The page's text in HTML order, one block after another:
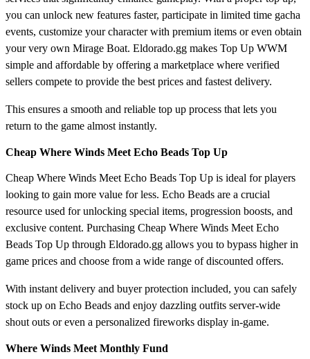
you can unlock new features faster, participate in limited time gacha
events, customize your character with premium items or even obtain
your very own Mirage Boat. Eldorado.gg makes Top Up WWM
simple and affordable by offering a marketplace where verified
sellers compete to provide the best prices and fastest delivery.
This ensures a smooth and reliable top up process that lets you
return to the game almost instantly.
Cheap Where Winds Meet Echo Beads Top Up
Cheap Where Winds Meet Echo Beads Top Up is ideal for players
looking to gain more value for less. Echo Beads are a crucial
resource used for unlocking special items, progression boosts, and
exclusive content. Purchasing Cheap Where Winds Meet Echo
Beads Top Up through Eldorado.gg allows you to bypass higher in
game prices and choose from a wide range of discounted offers.
With instant delivery and buyer protection included, you can safely
stock up on Echo Beads and enjoy dazzling outfits server-wide
shout outs or even a personalized fireworks display in-game.
Where Winds Meet Monthly Fund